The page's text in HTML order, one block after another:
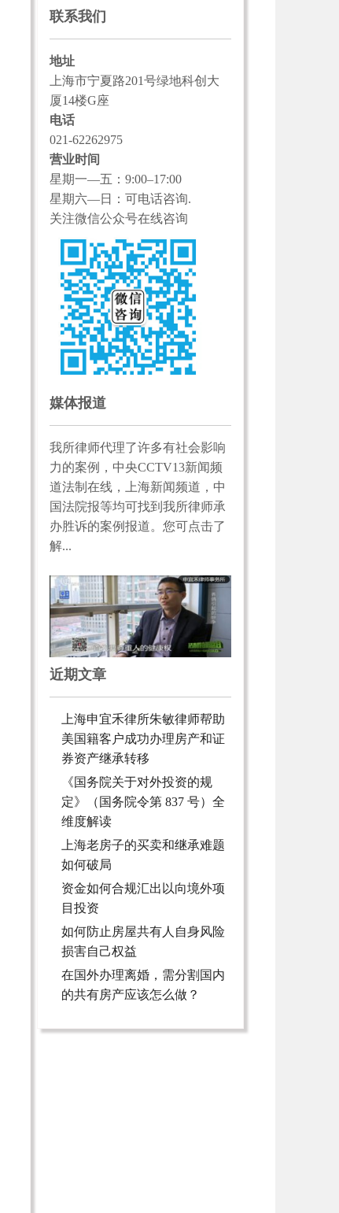
联系我们
地址
上海市宁夏路201号绿地科创大
厦14楼G座
电话
021-62262975
营业时间
星期一—五：9:00–17:00
星期六—日：可电话咨询.
关注微信公众号在线咨询
媒体报道
我所律师代理了许多有社会影响
力的案例，中央CCTV13新闻频
道法制在线，上海新闻频道，中
国法院报等均可找到我所律师承
办胜诉的案例报道。您可点击了
解...
近期文章
上海申宜禾律所朱敏律师帮助
美国籍客户成功办理房产和证
券资产继承转移
《国务院关于对外投资的规
定》（国务院令第 837 号）全
维度解读
上海老房子的买卖和继承难题
如何破局
资金如何合规汇出以向境外项
目投资
如何防止房屋共有人自身风险
损害自己权益
在国外办理离婚，需分割国内
的共有房产应该怎么做？